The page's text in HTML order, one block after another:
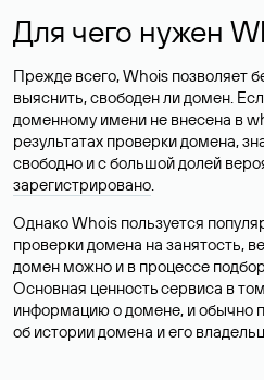
Для чего нужен
Прежде всего, Whois позволяет
выяснить, свободен ли домен.
доменному имени не внесена в
результатах проверки домена,
свободно и с большой долей
зарегистрировано.
Однако Whois пользуется
проверки домена на занятость,
домен можно и в процессе
Основная ценность сервиса в
информацию о домене, и обычно
об истории домена и его